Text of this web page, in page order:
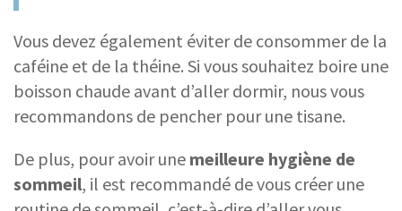
Vous devez également éviter de consommer de la
caféine et de la théine. Si vous souhaitez boire une
boisson chaude avant d’aller dormir, nous vous
recommandons de pencher pour une tisane.
De plus, pour avoir une meilleure hygiène de
sommeil, il est recommandé de vous créer une